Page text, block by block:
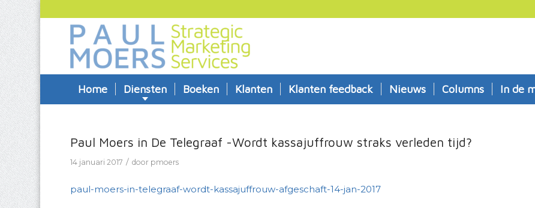
Home Diensten Boeken Klanten Klanten feedback Nieuws Columns In de
Paul Moers in De Telegraaf -Wordt kassajuffrouw straks verleden tijd?
14 januari 2017 / door pmoers
paul-moers-in-telegraaf-wordt-kassajuffrouw-afgeschaft-14-jan-2017